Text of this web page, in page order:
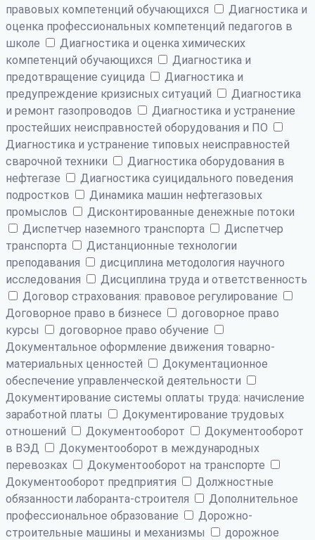
правовых компетенций обучающихся
Диагностика и
оценка профессиональных компетенций педагогов в
школе
Диагностика и оценка химических
компетенций обучающихся
Диагностика и
предотвращение суицида
Диагностика и
предупреждение кризисных ситуаций
Диагностика
и ремонт газопроводов
Диагностика и устранение
простейших неисправностей оборудования и ПО
Диагностика и устранение типовых неисправностей
сварочной техники
Диагностика оборудования в
нефтегазе
Диагностика суицидального поведения
подростков
Динамика машин нефтегазовых
промыслов
Дисконтированные денежные потоки
Диспетчер наземного транспорта
Диспетчер
транспорта
Дистанционные технологии
преподавания
дисциплина методология научного
исследования
Дисциплина труда и ответственность
Договор страхования: правовое регулирование
Договорное право в бизнесе
договорное право
курсы
договорное право обучение
Документальное оформление движения товарно-
материальных ценностей
Документационное
обеспечение управленческой деятельности
Документирование системы оплаты труда: начисление
заработной платы
Документирование трудовых
отношений
Документооборот
Документооборот
в ВЭД
Документооборот в международных
перевозках
Документооборот на транспорте
Документооборот предприятия
Должностные
обязанности лаборанта-строителя
Дополнительное
профессиональное образование
Дорожно-
строительные машины и механизмы
дорожное